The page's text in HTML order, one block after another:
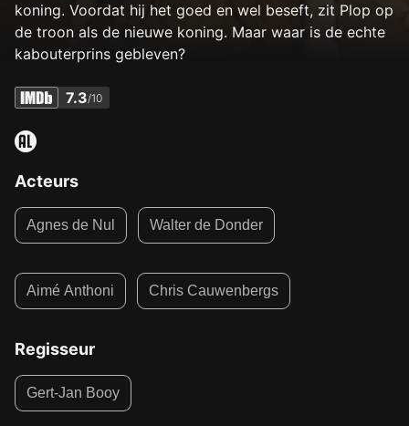
koning. Voordat hij het goed en wel beseft, zit Plop op
de troon als de nieuwe koning. Maar waar is de echte
kabouterprins gebleven?
7.3/10
Acteurs
Agnes de Nul Walter de Donder
Aimé Anthoni Chris Cauwenbergs
Regisseur
Gert-Jan Booy